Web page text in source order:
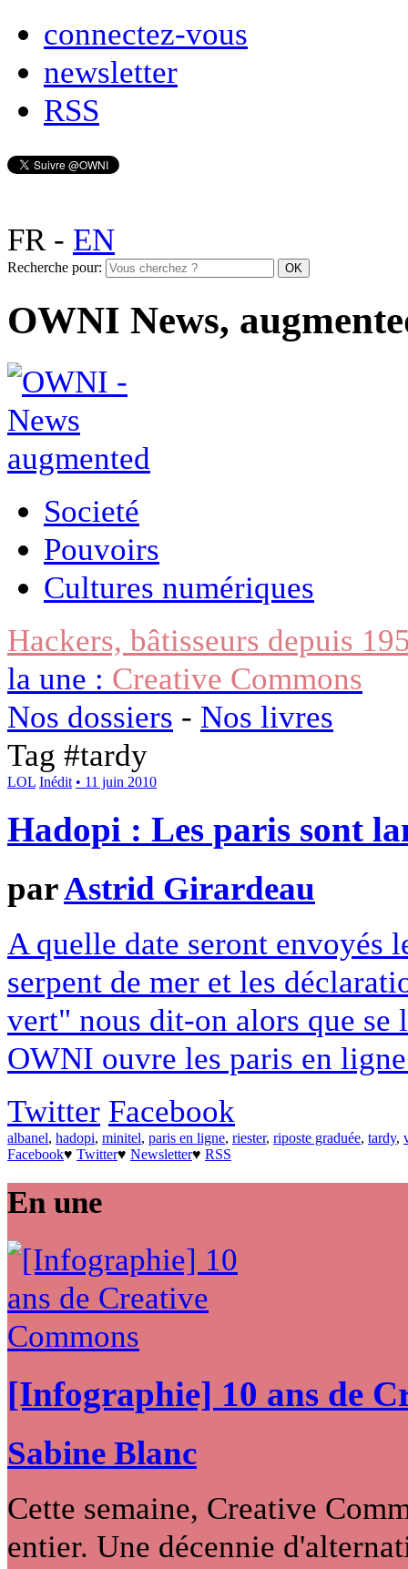
connectez-vous
newsletter
RSS
FR- EN
Recherche pour:
OWNI News,
Societé
Pouvoirs
Cultures numériques
Hackers, bâtisseurs depuis
la une : Creative Commons
Nos dossiers - Nos livres
Tag #tardy
LOL Inédit • 11 juin 2010
Hadopi : Les paris sont
parAstrid Girardeau
A quelle date seront envoyés
serpent de mer et les
vert" nous dit-on alors que
OWNI ouvre les paris en
Twitter Facebook
albanel, hadopi, minitel, paris en ligne, riester, riposte graduée, tardy,
Facebook♥ Twitter♥ Newsletter♥ RSS
En une
[Infographie] 10 ans de
Sabine Blanc
Cette semaine, Creative
entier. Une décennie